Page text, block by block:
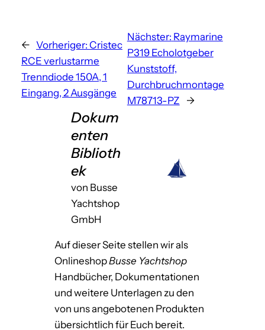
← Vorheriger: Cristec
RCE verlustarme
Trenndiode 150A, 1
Eingang, 2 Ausgänge
Nächster: Raymarine
P319 Echolotgeber
Kunststoff,
Durchbruchmontage
M78713-PZ
→
Dokum
enten
Biblioth
ek
von Busse
Yachtshop
GmbH
Auf dieser Seite stellen wir als
OnlineshopBusse Yachtshop
Handbücher, Dokumentationen
und weitere Unterlagen zu den
von uns angebotenen Produkten
übersichtlich für Euch bereit.